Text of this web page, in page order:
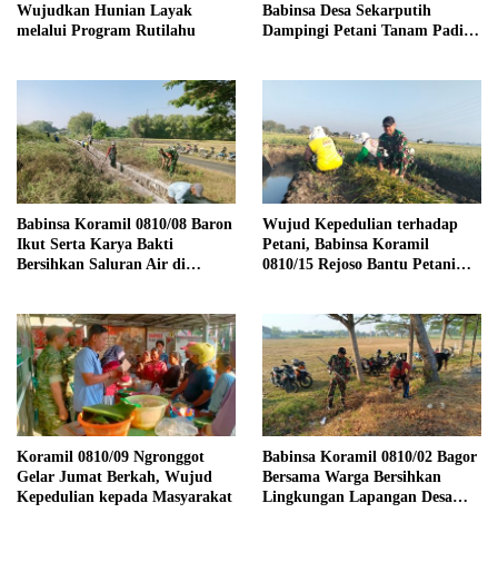
Wujudkan Hunian Layak
melalui Program Rutilahu
Babinsa Desa Sekarputih
Dampingi Petani Tanam Padi,
Babinsa Koramil 0810/08 Baron
Ikut Serta Karya Bakti
Bersihkan Saluran Air di
Wujud Kepedulian terhadap
Petani, Babinsa Koramil
0810/15 Rejoso Bantu Petani
Koramil 0810/09 Ngronggot
Gelar Jumat Berkah, Wujud
Kepedulian kepada Masyarakat
Babinsa Koramil 0810/02 Bagor
Bersama Warga Bersihkan
Lingkungan Lapangan Desa